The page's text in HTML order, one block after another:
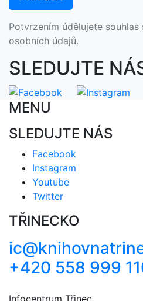
Potvrzením údělujete souhlas
osobních údajů.
SLEDUJTE
MENU
SLEDUJTE NÁS
Facebook
Instagram
Youtube
Twitter
TŘINECKO
+420 558 999
Infocentrum Třinec